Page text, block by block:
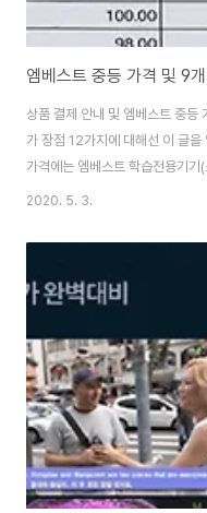
엠베스트 중등 가격 및 9
상품 결제 안내 및 엠베스트 중
가 장점 12가지에 대해선 이 글을
가격에는 엠베스트 학습전용기
정기간이 적용되며, 월납 혹은 일
로 문의해주세요. (고객센터
강좌] 아이콘이 표시된 강좌는 수
할 수 있으나 수강은..
2020. 5. 3.